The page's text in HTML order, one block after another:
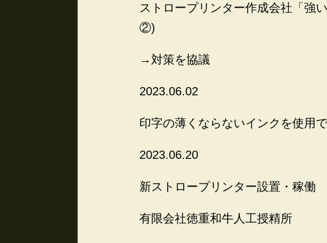
ストロープリンター作成会社「強
②)
→対策を協議
2023.06.02
印字の薄くならないインクを使用
2023.06.20
新ストロープリンター設置・稼働
有限会社徳重和牛人工授精所